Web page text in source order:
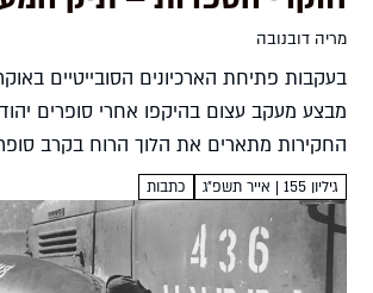
מריה דובנובה
בעקבות פתיחת הארכיונים הסובייטיים
מבצע מעקב עצום בהיקפו אחרי סופרים
החקירות מתארים את הלוך הרוח בקרב
האליטה הקומוניסטית שנאבקו במסירות נפש
זהותם היהודית. קג"ב כותב ההיסטוריה...
גיליון 155 | אייר תשפ״ג כתבות